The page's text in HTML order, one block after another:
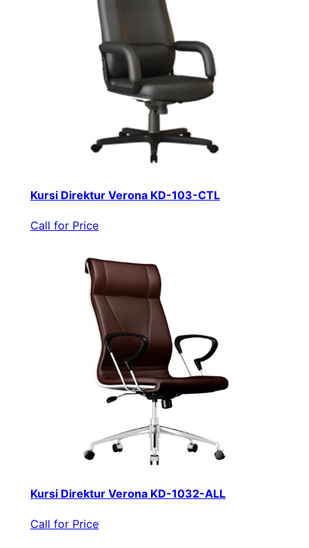
Kursi Direktur Verona KD-103-CTL
Call for Price
Kursi Direktur Verona KD-1032-ALL
Call for Price